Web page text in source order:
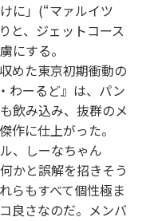
に」(“マァルイツ
と、ジェットコース
にする。
めた東京初期衝動の
わーるど』は、パン
飲み込み、抜群のメ
作に仕上がった。
、しーなちゃん
かと誤解を招きそう
らもすべて個性極ま
良さなのだ。メンバ